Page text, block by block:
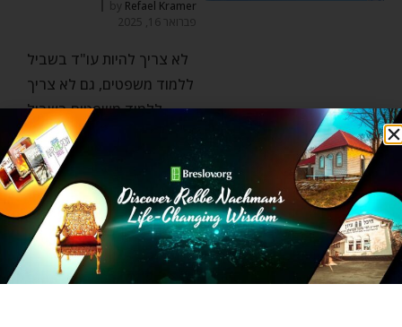
by Refael Kramer
פברואר 16, 2025
לא צריך להיות עו"ד בשביל
ללמוד משפטים, גם לא צריך
ללמוד משפטים בשביל
להיות
פשוט ועמוק
לא צריך לשאול שאלות! –
פרשת השבוע משפטים